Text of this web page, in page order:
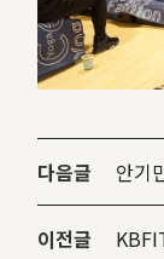
다음글 안기
이전글